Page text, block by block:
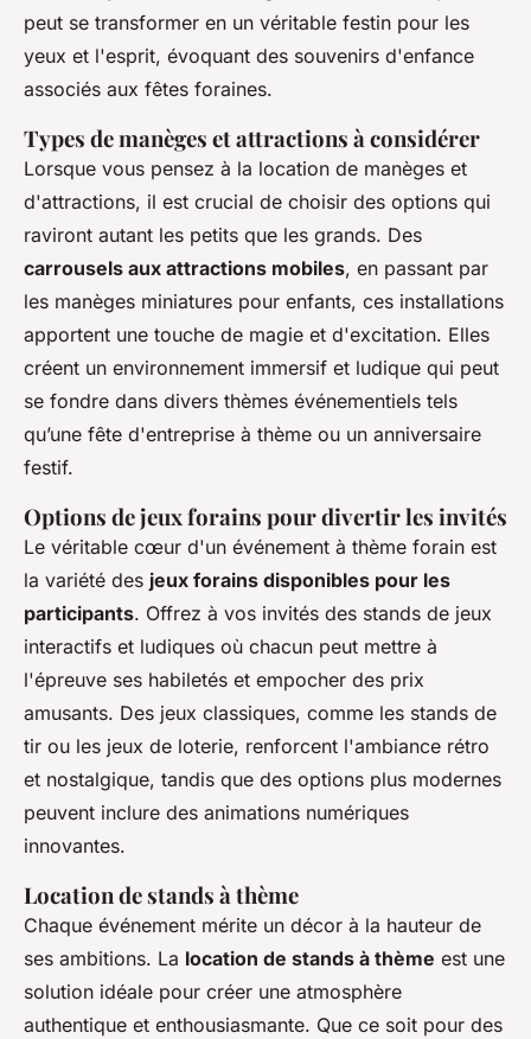
peut se transformer en un véritable festin pour les
yeux et l'esprit, évoquant des souvenirs d'enfance
associés aux fêtes foraines.
Types de manèges et attractions à considérer
Lorsque vous pensez à la location de manèges et
d'attractions, il est crucial de choisir des options qui
raviront autant les petits que les grands. Des
carrousels aux attractions mobiles, en passant par
les manèges miniatures pour enfants, ces installations
apportent une touche de magie et d'excitation. Elles
créent un environnement immersif et ludique qui peut
se fondre dans divers thèmes événementiels tels
qu’une fête d'entreprise à thème ou un anniversaire
festif.
Options de jeux forains pour divertir les invités
Le véritable cœur d'un événement à thème forain est
la variété des jeux forains disponibles pour les
participants. Offrez à vos invités des stands de jeux
interactifs et ludiques où chacun peut mettre à
l'épreuve ses habiletés et empocher des prix
amusants. Des jeux classiques, comme les stands de
tir ou les jeux de loterie, renforcent l'ambiance rétro
et nostalgique, tandis que des options plus modernes
peuvent inclure des animations numériques
innovantes.
Location de stands à thème
Chaque événement mérite un décor à la hauteur de
ses ambitions. La location de stands à thème est une
solution idéale pour créer une atmosphère
authentique et enthousiasmante. Que ce soit pour des